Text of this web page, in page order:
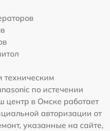
по истечении
центр в Омске работает
авторизации от
указанные на сайте,